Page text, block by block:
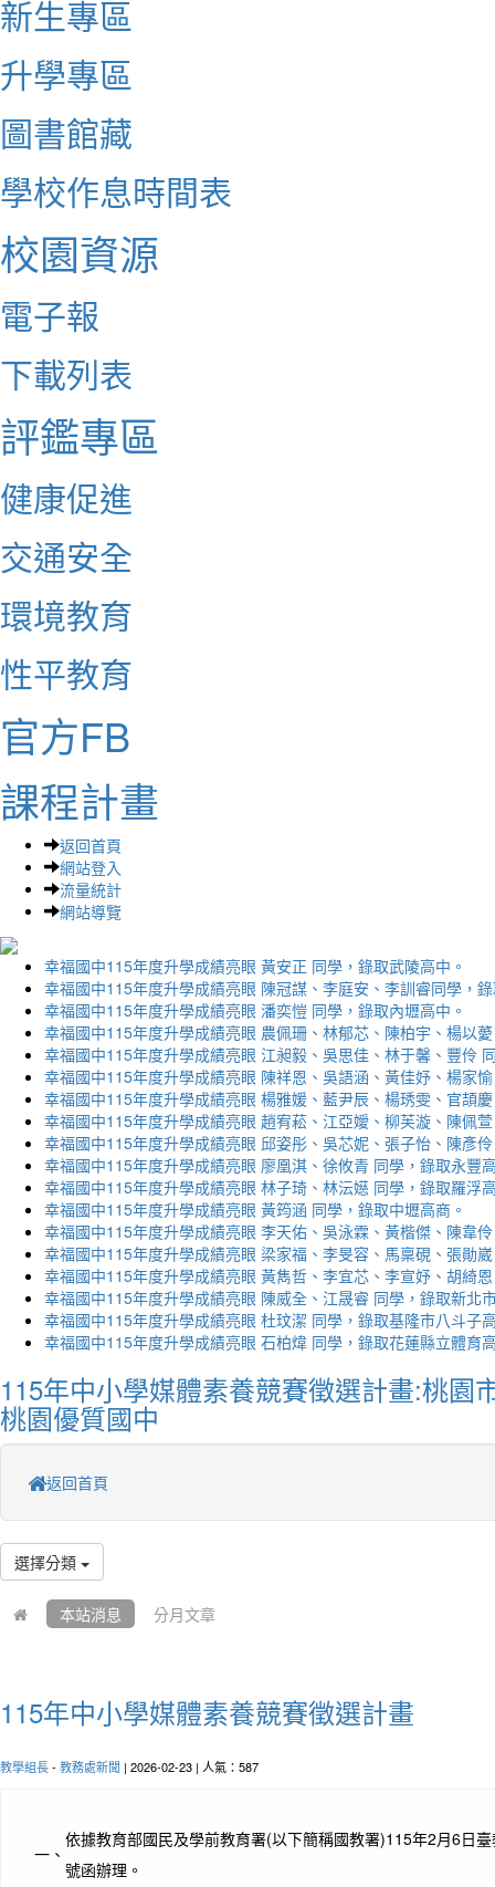
新生專區
升學專區
圖書館藏
學校作息時間表
校園資源
電子報
下載列表
評鑑專區
健康促進
交通安全
環境教育
性平教育
官方FB
課程計畫
返回首頁
網站登入
流量統計
網站導覽
幸福國中115年度升學成績亮眼 黃安正 同學，錄取武陵高中。
幸福國中115年度升學成績亮眼 陳冠謀、李庭安、李訓睿同學，
幸福國中115年度升學成績亮眼 潘奕愷 同學，錄取內壢高中。
幸福國中115年度升學成績亮眼 農佩珊、林郁芯、陳柏宇、楊以
幸福國中115年度升學成績亮眼 江昶毅、吳思佳、林于馨、豐伶
幸福國中115年度升學成績亮眼 陳祥恩、吳語涵、黃佳妤、楊家
幸福國中115年度升學成績亮眼 楊雅媛、藍尹辰、楊琇雯、官頡
幸福國中115年度升學成績亮眼 趙宥菘、江亞嬡、柳芙漩、陳佩
幸福國中115年度升學成績亮眼 邱姿彤、吳芯妮、張子怡、陳彥
幸福國中115年度升學成績亮眼 廖凰淇、徐攸青 同學，錄取永豐
幸福國中115年度升學成績亮眼 林子琦、林沄嬨 同學，錄取羅浮
幸福國中115年度升學成績亮眼 黃筠涵 同學，錄取中壢高商。
幸福國中115年度升學成績亮眼 李天佑、吳泳霖、黃楷傑、陳韋
幸福國中115年度升學成績亮眼 梁家福、李旻容、馬稟硯、張勛
幸福國中115年度升學成績亮眼 黃雋哲、李宜芯、李宣妤、胡綺
幸福國中115年度升學成績亮眼 陳威全、江晟睿 同學，錄取新北
幸福國中115年度升學成績亮眼 杜玟潔 同學，錄取基隆市八斗子
幸福國中115年度升學成績亮眼 石柏煒 同學，錄取花蓮縣立體育
115年中小學媒體素養競賽徵選計畫:桃園
桃園優質國中
返回首頁
選擇分類
本站消息 分月文章
115年中小學媒體素養競賽徵選計畫
教學組長- 教務處新聞 | 2026-02-23 | 人氣：587
一、
依據教育部國民及學前教育署(以下簡稱國教署)115年2月6日
號函辦理。